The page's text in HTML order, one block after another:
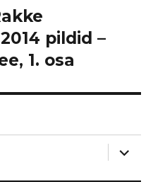
pildid –
1. osa
laienda